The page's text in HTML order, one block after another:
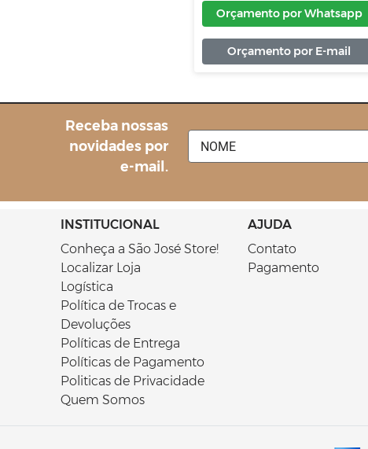
CONJUNTO MESA
CADEIRA PADOVA - SÃO
STORE
Orçamento por E-
Receba nossas
novidades por
e-mail.
INSTITUCIONAL
Conheça a São José Store!
Localizar Loja
Logística
Política de Trocas e
Devoluções
Políticas de Entrega
Políticas de Pagamento
Politicas de Privacidade
Quem Somos
AJUDA
Contato
Pagamento